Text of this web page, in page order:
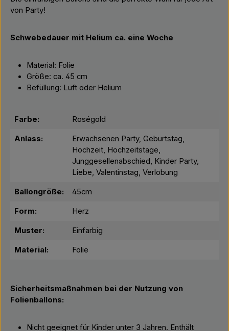
von Party!
Schwebedauer mit Helium ca. eine Woche
Material: Folie
Größe: ca. 45 cm
Befüllung: Luft oder Helium
Farbe: Roségold
Anlass:
Erwachsenen Party, Geburtstag,
Hochzeit, Hochzeitstage,
Junggesellenabschied, Kinder Party,
Liebe, Valentinstag, Verlobung
Ballongröße: 45cm
Form: Herz
Muster: Einfarbig
Material: Folie
Sicherheitsmaßnahmen bei der Nutzung von
Folienballons:
Nicht geeignet für Kinder unter 3 Jahren. Enthält